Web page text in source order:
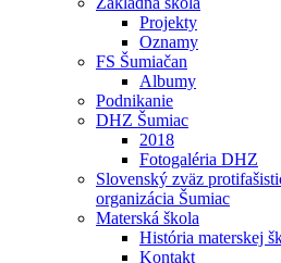
Projekty
Oznamy
FS Šumiačan
Albumy
Podnikanie
DHZ Šumiac
2018
Fotogaléria DHZ
Slovenský zväz
organizácia Šumiac
Materská škola
História materskej
Kontakt